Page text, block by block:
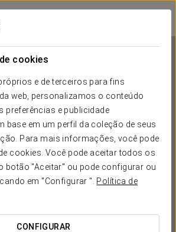
cookies
e de terceiros para fins
web, personalizamos o conteúdo
preferências e publicidade
base em um perfil da coleção de seus
Para mais informações, você pode
cookies. Você pode aceitar todos os
botão "Aceitar" ou pode configurar ou
em "Configurar ". Política de
CONFIGURAR
Guadalquivir
SEVILHA